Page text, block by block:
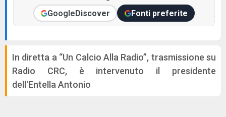
GoogleDiscover Fonti preferite
In diretta a “Un Calcio Alla Radio”, trasmissione su
Radio CRC, è intervenuto il presidente
dell'Entella Antonio